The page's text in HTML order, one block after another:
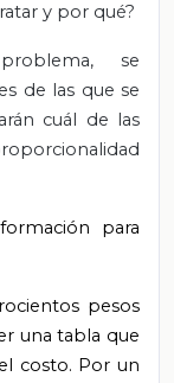
y por qué?
se
de las que se
cuál de las
para
pesos
una tabla que
costo. Por un